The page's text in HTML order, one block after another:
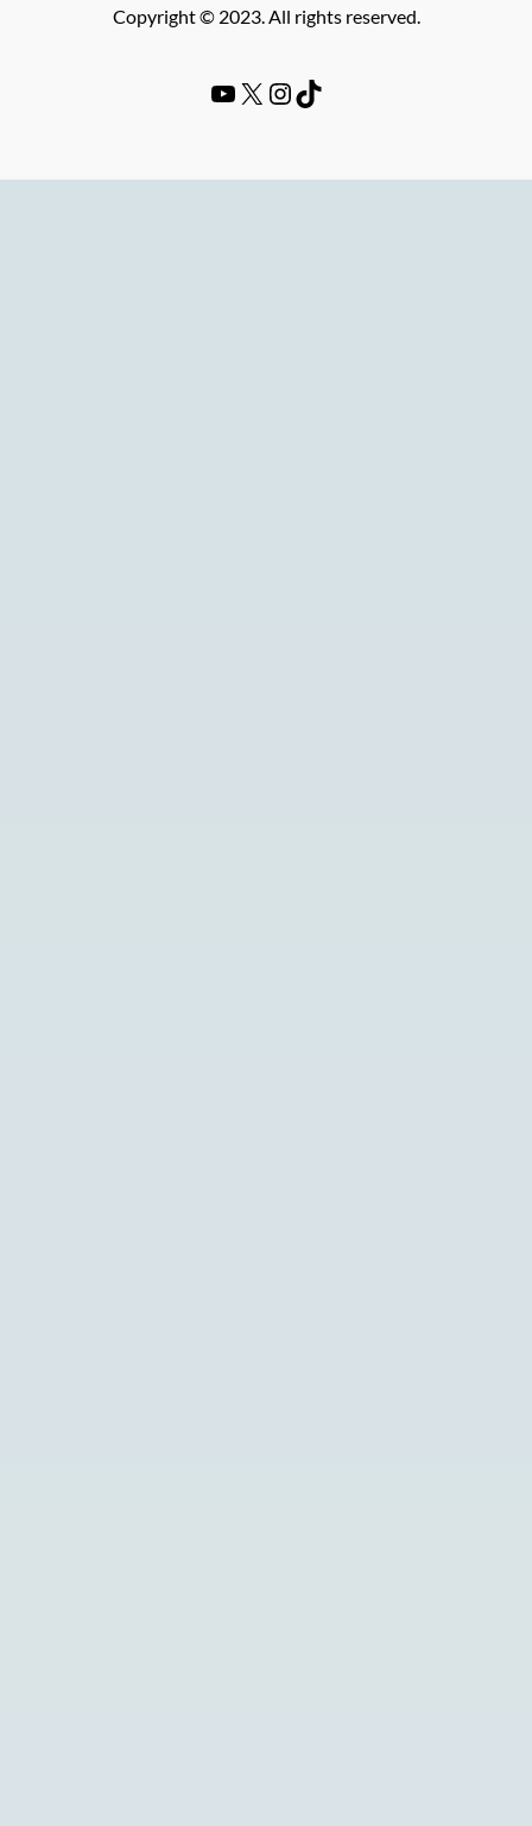
Copyright © 2023. All rights reserved.
YouTube # Instagram TikTok